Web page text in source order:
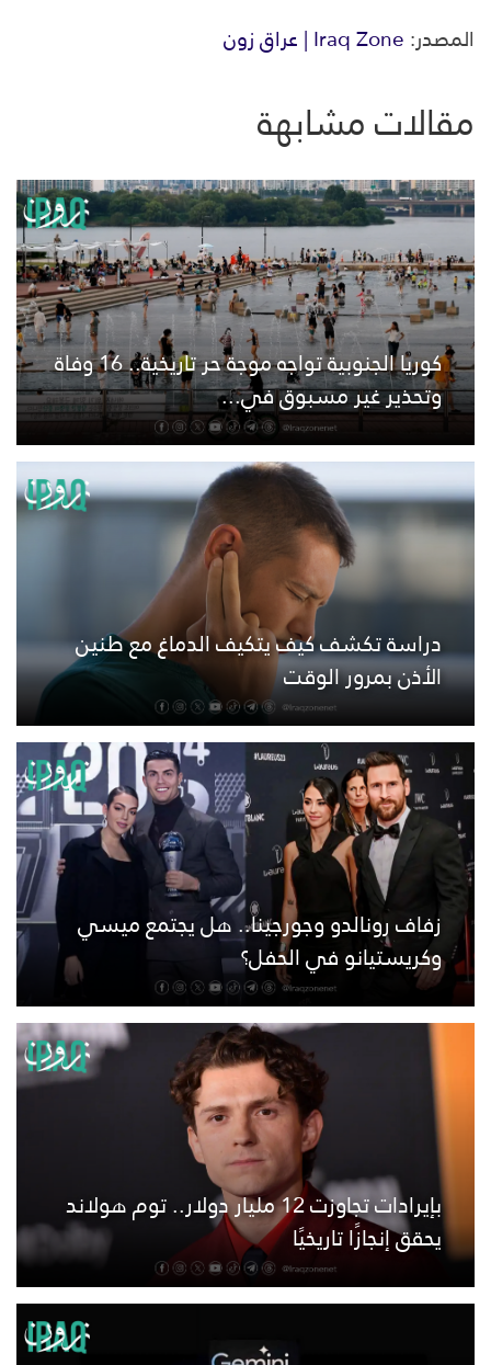
المصدر:Iraq Zone | عراق زون
مقالات مشابهة
كوريا الجنوبية تواجه موجة حر تاريخية.. 16 وفاة
وتحذير غير مسبوق في...
دراسة تكشف كيف يتكيف الدماغ مع طنين
الأذن بمرور الوقت
زفاف رونالدو وجورجينا.. هل يجتمع ميسي
وكريستيانو في الحفل؟
بإيرادات تجاوزت 12 مليار دولار.. توم هولاند
يحقق إنجازًا تاريخيًا